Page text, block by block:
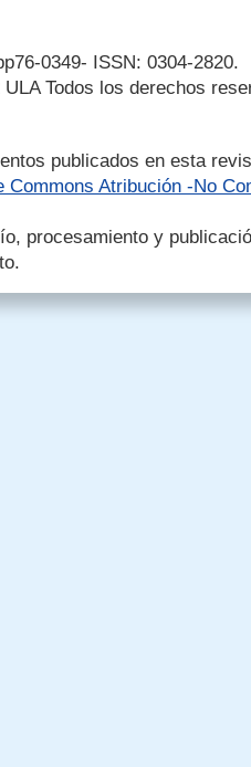
0349- ISSN: 0304-2820.
Todos los derechos
publicados en esta
Commons Atribución -No
procesamiento y